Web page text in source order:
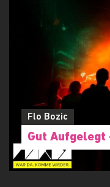
George Otarashvili
SILENT DISCO